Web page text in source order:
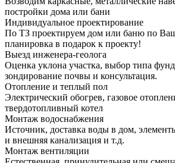
постройки дома или бани
Индивидуальное проектирование
По ТЗ проектируем дом или баню по
планировка в подарок к проекту!
Выезд инженера-геолога
Оценка уклона участка, выбор типа
зондирование почвы и консультация.
Отопление и теплый пол
Электрический обогрев, газовое
твердотопливный котел
Монтаж водоснабжения
Источник, доставка воды в дом,
и внешняя канализация и т.д.
Монтаж вентиляции